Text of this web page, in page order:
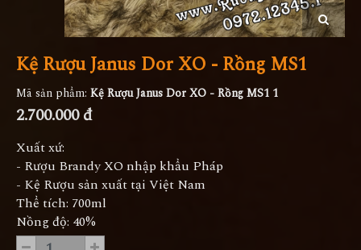
Kệ Rượu Janus Dor XO - Rồng MS1
Mã sản phẩm: Kệ Rượu Janus Dor XO - Rồng MS1 1
2.700.000 đ
Xuất xứ:
- Rượu Brandy XO nhập khẩu Pháp
- Kệ Rượu sản xuất tại Việt Nam
Thể tích: 700ml
Nồng độ: 40%